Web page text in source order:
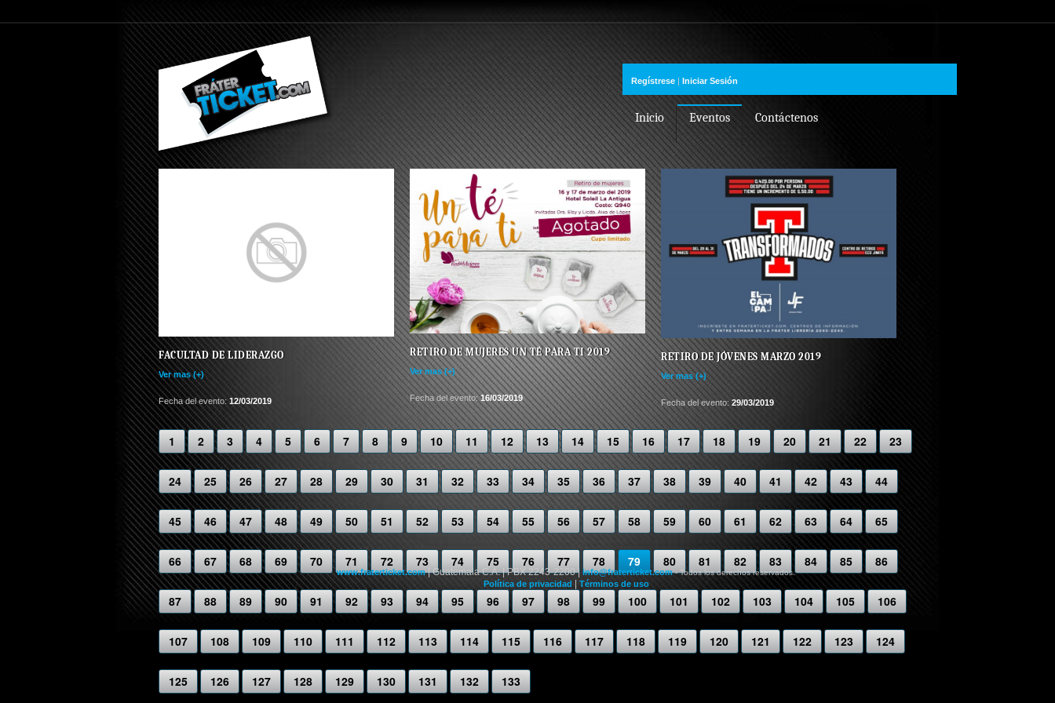
Regístrese | Iniciar Sesión
Inicio Eventos Contáctenos
FACULTAD DE LIDERAZGO
Ver mas (+)
Fecha del evento:12/03/2019
RETIRO DE MUJERES UN TÉ PARA TI 2019
Ver mas (+)
Fecha del evento:16/03/2019
RETIRO DE JÓVENES MARZO 2019
Ver mas (+)
Fecha del evento:29/03/2019
1 2 3 4 5 6 7 8 9 10 11 12 13 14 15 16 17 18 19 20 21 22 23
24 25 26 27 28 29 30 31 32 33 34 35 36 37 38 39 40 41 42 43 44
45 46 47 48 49 50 51 52 53 54 55 56 57 58 59 60 61 62 63 64 65
66 67 68 69 70 71 72 73 74 75 76 77 78 79 80 81 82 83 84 85 86
87 88 89 90 91 92 93 94 95 96 97 98 99 100 101 102 103 104 105 106
107 108 109 110 111 112 113 114 115 116 117 118 119 120 121 122 123 124
125 126 127 128 129 130 131 132 133
www.fraterticket.com | Guatemala C.A. | PBX 2243-2200 | info@fraterticket.com - Todos los derechos reservados.
Política de privacidad Términos de uso